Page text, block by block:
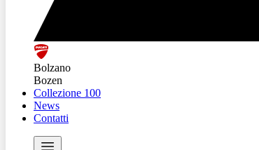
Bolzano
Bozen
Collezione 100
News
Contatti